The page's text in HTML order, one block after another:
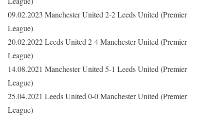
09.02.2023 Manchester United 2-2 Leeds United (Premier
League)
20.02.2022 Leeds United 2-4 Manchester United (Premier
League)
14.08.2021 Manchester United 5-1 Leeds United (Premier
League)
25.04.2021 Leeds United 0-0 Manchester United (Premier
League)